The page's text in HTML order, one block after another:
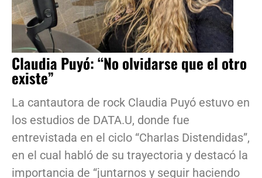
Claudia Puyó: “No olvidarse que el otro
existe”
La cantautora de rock Claudia Puyó estuvo en
los estudios de DATA.U, donde fue
entrevistada en el ciclo “Charlas Distendidas”,
en el cual habló de su trayectoria y destacó la
importancia de “juntarnos y seguir haciendo